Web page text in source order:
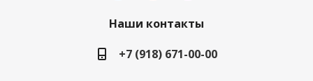
Наши контакты
+7 (918) 671-00-00